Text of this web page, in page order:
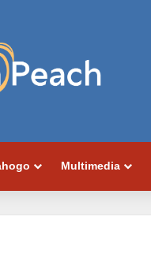
Multimedia